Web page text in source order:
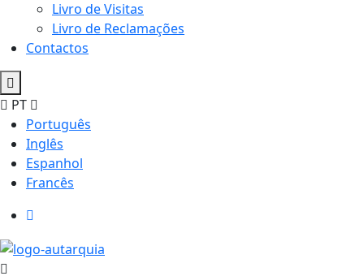
Livro de Visitas
Livro de Reclamações
Contactos
PT
Português
Inglês
Espanhol
Francês